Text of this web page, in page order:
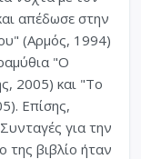
απέδωσε στην
(Αρμός, 1994)
"Ο
2005) και "To
Επίσης,
για την
της βιβλίο ήταν